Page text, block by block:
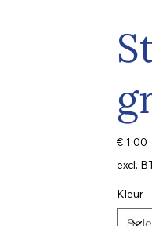
Prijs
€ 1,00
excl.
Kleur